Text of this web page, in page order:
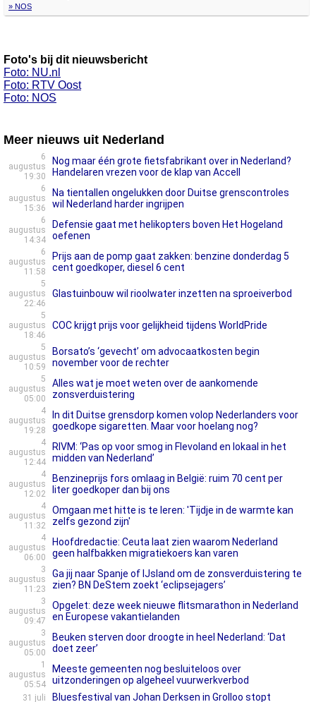
» NOS
Foto's bij dit nieuwsbericht
Foto: NU.nl
Foto: RTV Oost
Foto: NOS
Meer nieuws uit Nederland
6
augustus
19:30
Nog maar één grote fietsfabrikant over in Nederland?
Handelaren vrezen voor de klap van Accell
6
augustus
15:36
Na tientallen ongelukken door Duitse grenscontroles
wil Nederland harder ingrijpen
6
augustus
14:34
Defensie gaat met helikopters boven Het Hogeland
oefenen
6
augustus
11:58
Prijs aan de pomp gaat zakken: benzine donderdag 5
cent goedkoper, diesel 6 cent
5
augustus
22:46
Glastuinbouw wil rioolwater inzetten na sproeiverbod
5
augustus
18:46
COC krijgt prijs voor gelijkheid tijdens WorldPride
5
augustus
10:59
Borsato’s ‘gevecht’ om advocaatkosten begin
november voor de rechter
5
augustus
05:00
Alles wat je moet weten over de aankomende
zonsverduistering
4
augustus
19:28
In dit Duitse grensdorp komen volop Nederlanders voor
goedkope sigaretten. Maar voor hoelang nog?
4
augustus
12:44
RIVM: ‘Pas op voor smog in Flevoland en lokaal in het
midden van Nederland’
4
augustus
12:02
Benzineprijs fors omlaag in België: ruim 70 cent per
liter goedkoper dan bij ons
4
augustus
11:32
Omgaan met hitte is te leren: 'Tijdje in de warmte kan
zelfs gezond zijn'
4
augustus
06:00
Hoofdredactie: Ceuta laat zien waarom Nederland
geen halfbakken migratiekoers kan varen
3
augustus
11:23
Ga jij naar Spanje of IJsland om de zonsverduistering te
zien? BN DeStem zoekt ‘eclipsejagers’
3
augustus
09:47
Opgelet: deze week nieuwe flitsmarathon in Nederland
en Europese vakantielanden
3
augustus
05:00
Beuken sterven door droogte in heel Nederland: ‘Dat
doet zeer’
1
augustus
05:54
Meeste gemeenten nog besluiteloos over
uitzonderingen op algeheel vuurwerkverbod
31 juli Bluesfestival van Johan Derksen in Grolloo stopt